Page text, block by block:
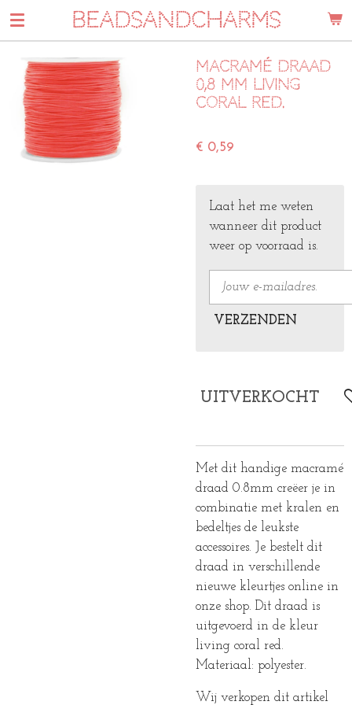
Ga
direct
hoofdinhoud
BEADSANDCHARMS
Macramé draad
0,8 mm living
coral red.
€ 0,59
Laat het me weten
wanneer dit product
weer op voorraad is.
VERZENDEN
UITVERKOCHT
Met dit handige macramé
draad 0.8mm creëer je in
combinatie met kralen en
bedeltjes de leukste
accessoires. Je bestelt dit
draad in verschillende
nieuwe kleurtjes online in
onze shop. Dit draad is
uitgevoerd in de kleur
living coral red.
Materiaal: polyester.
Wij verkopen dit artikel